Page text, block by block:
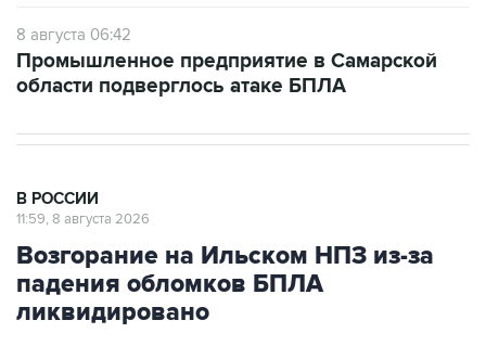
8 августа 06:42
Промышленное предприятие в Самарской
области подверглось атаке БПЛА
В РОССИИ
11:59, 8 августа 2026
Возгорание на Ильском НПЗ из-за
падения обломков БПЛА
ликвидировано